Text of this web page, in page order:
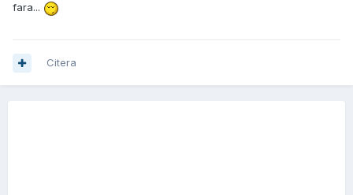
fara...
Citera